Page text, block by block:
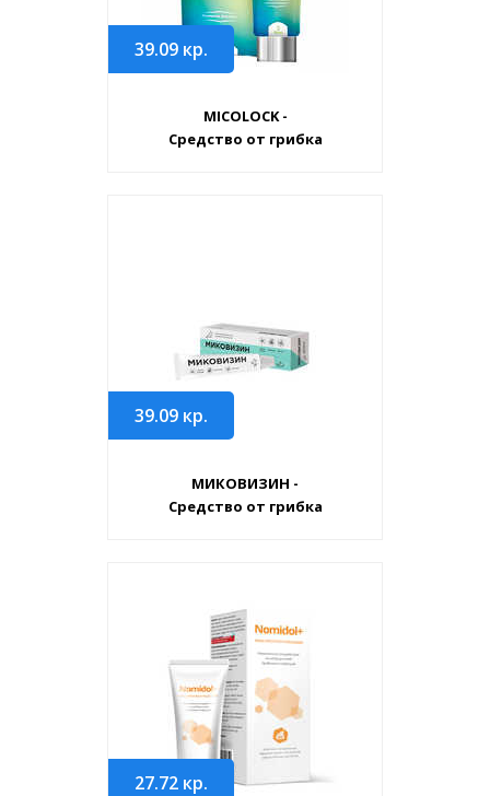
39.09 кр.
MICOLOCK -
Средство от грибка
39.09 кр.
МИКОВИЗИН -
Средство от грибка
27.72 кр.